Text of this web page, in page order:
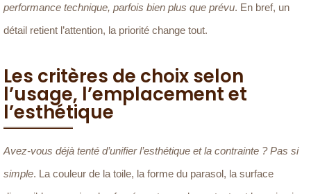
performance technique, parfois bien plus que prévu. En bref, un
détail retient l’attention, la priorité change tout.
Les critères de choix selon
l’usage, l’emplacement et
l’esthétique
Avez-vous déjà tenté d’unifier l’esthétique et la contrainte ? Pas si
simple. La couleur de la toile, la forme du parasol, la surface